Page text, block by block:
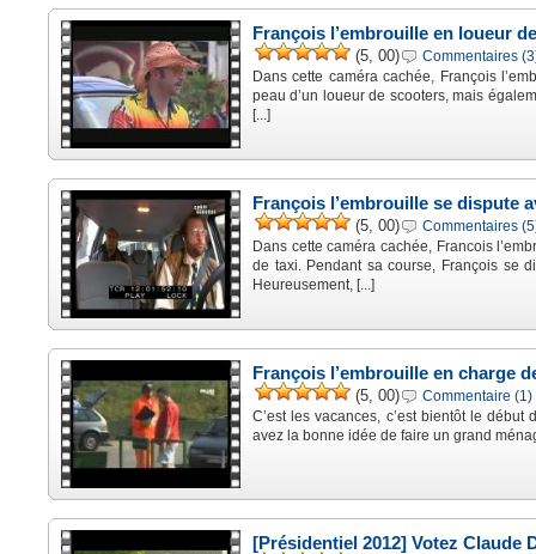
François l’embrouille en loueur
(5, 00)
Commentaires
Dans cette caméra cachée, François
peau d’un loueur de scooters, mais
[...]
François l’embrouille se dispute
(5, 00)
Commentaires
Dans cette caméra cachée, Francois
de taxi. Pendant sa course, François se
Heureusement, [...]
François l’embrouille en charge
(5, 00)
Commentaire (1)
C’est les vacances, c’est bientôt le
avez la bonne idée de faire un grand
[Présidentiel 2012] Votez Claude